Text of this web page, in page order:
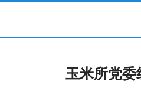
玉米所党委